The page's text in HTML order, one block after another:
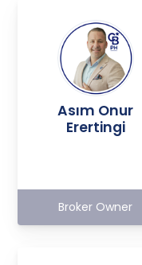
Asım Onur
Erertingi
Broker Owner